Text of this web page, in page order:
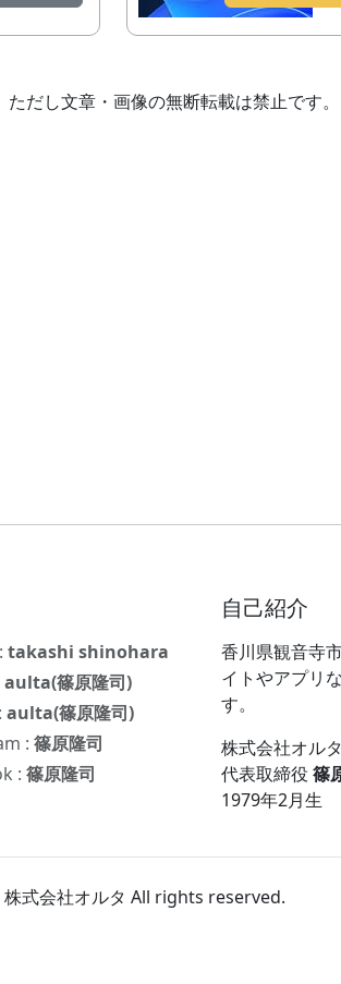
だし文章・画像の無断転載は禁止です。
takashi shinohara
aulta(篠原隆司)
aulta(篠原隆司)
:篠原隆司
:篠原隆司
自己紹介
香川県観音寺
イトやアプリ
す。
株式会社オルタ
代表取締役篠
1979年2月生
式会社オルタ All rights reserved.